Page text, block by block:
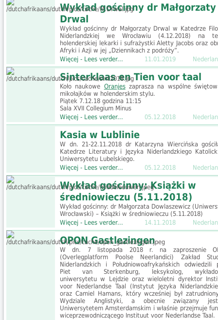
Wykład gościnny dr Małgorzaty
Drwal
Wykład gościnny dr Małgorzaty Drwal w Katedrze
Niderlandzkiej we Wrocławiu (4.12.2018) na
holenderskiej lekarki i sufrażystki Aletty Jacobs oraz
Afryki i Azji w jej „Dziennikach z podróży”.
Więcej - Lees verder...
11.01.2019
Sinterklaas en Tien voor taal
Koło naukowe Oranjeszaprasza na wspólne
mikołajków w holenderskim stylu.
Piątek 7.12.18 godzina 11:15
Sala XVII Collegium Minus
Więcej - Lees verder...
05.12.2018
Kasia w Lublinie
W dn. 21-22.11.2018 dr Katarzyna Wiercińska
Katedrze Literatury i Języka Niderlandzkiego
Uniwersytetu Lubelskiego.
Więcej - Lees verder...
05.12.2018
Wykład gościnny: Książki w
średniowieczu (5.11.2018)
Wykład gościnny: dr Małgorzata Dowlaszewicz
Wrocławski) – Książki w średniowieczu (5.11.2018)
Więcej - Lees verder...
14.11.2018
OPON Gastlezingen
W dn. 7 listopada 2018 r. na zaproszenie
(Overlegplatform Poolse Neerlandici) Zakład
Niderlandzkich i Południowoafrykańskich odwiedzili
Piet van Sterkenburg, leksykolog,
uniwersytetu w Lejdzie oraz wieloletni dyrektor
voor Nederlandse Taal (Instytut Języka
oraz Camiel Hamans, który wcześniej był
Wydziale Anglistyki, a obecnie związany
Uniwersytetem Amsterdamskim i właśnie przejmuje
wiceprzewodniczącego Instituut voor Nederlandse Taal.